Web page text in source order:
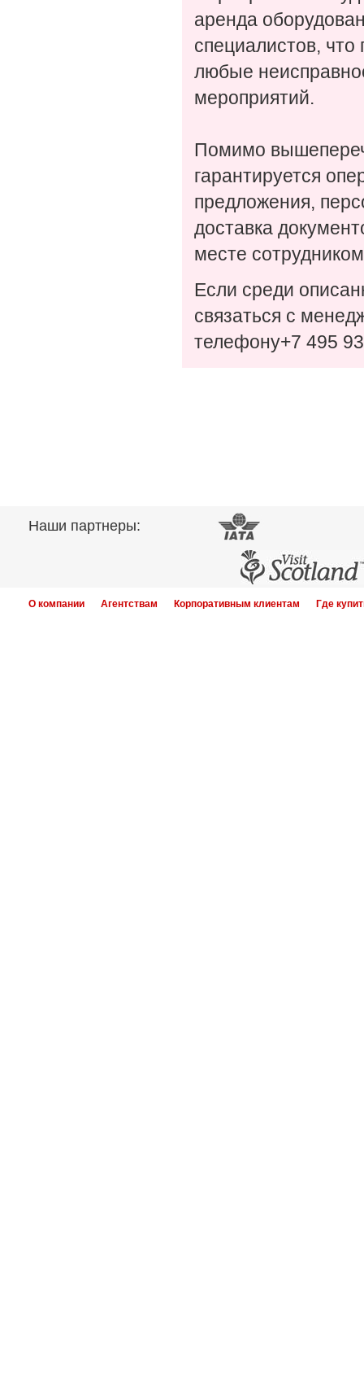
аренда
специалистов,
любые
мероприятий.
Помимо
гарантируется
предложения,
доставка
месте
Если среди
связаться с
телефону+7 495
Наши партнеры:
О компании Агентствам Корпоративным клиентам Где